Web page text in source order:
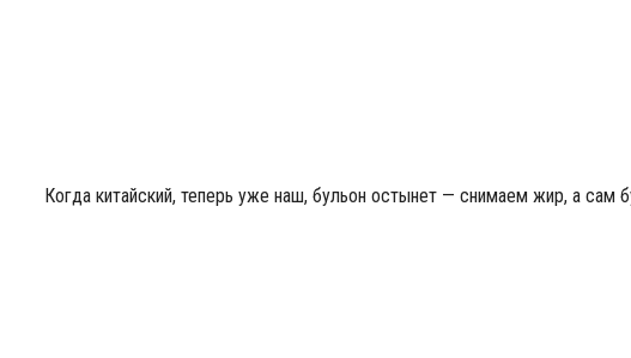
Когда китайский, теперь уже наш, бульон остынет — снимаем жир, а сам